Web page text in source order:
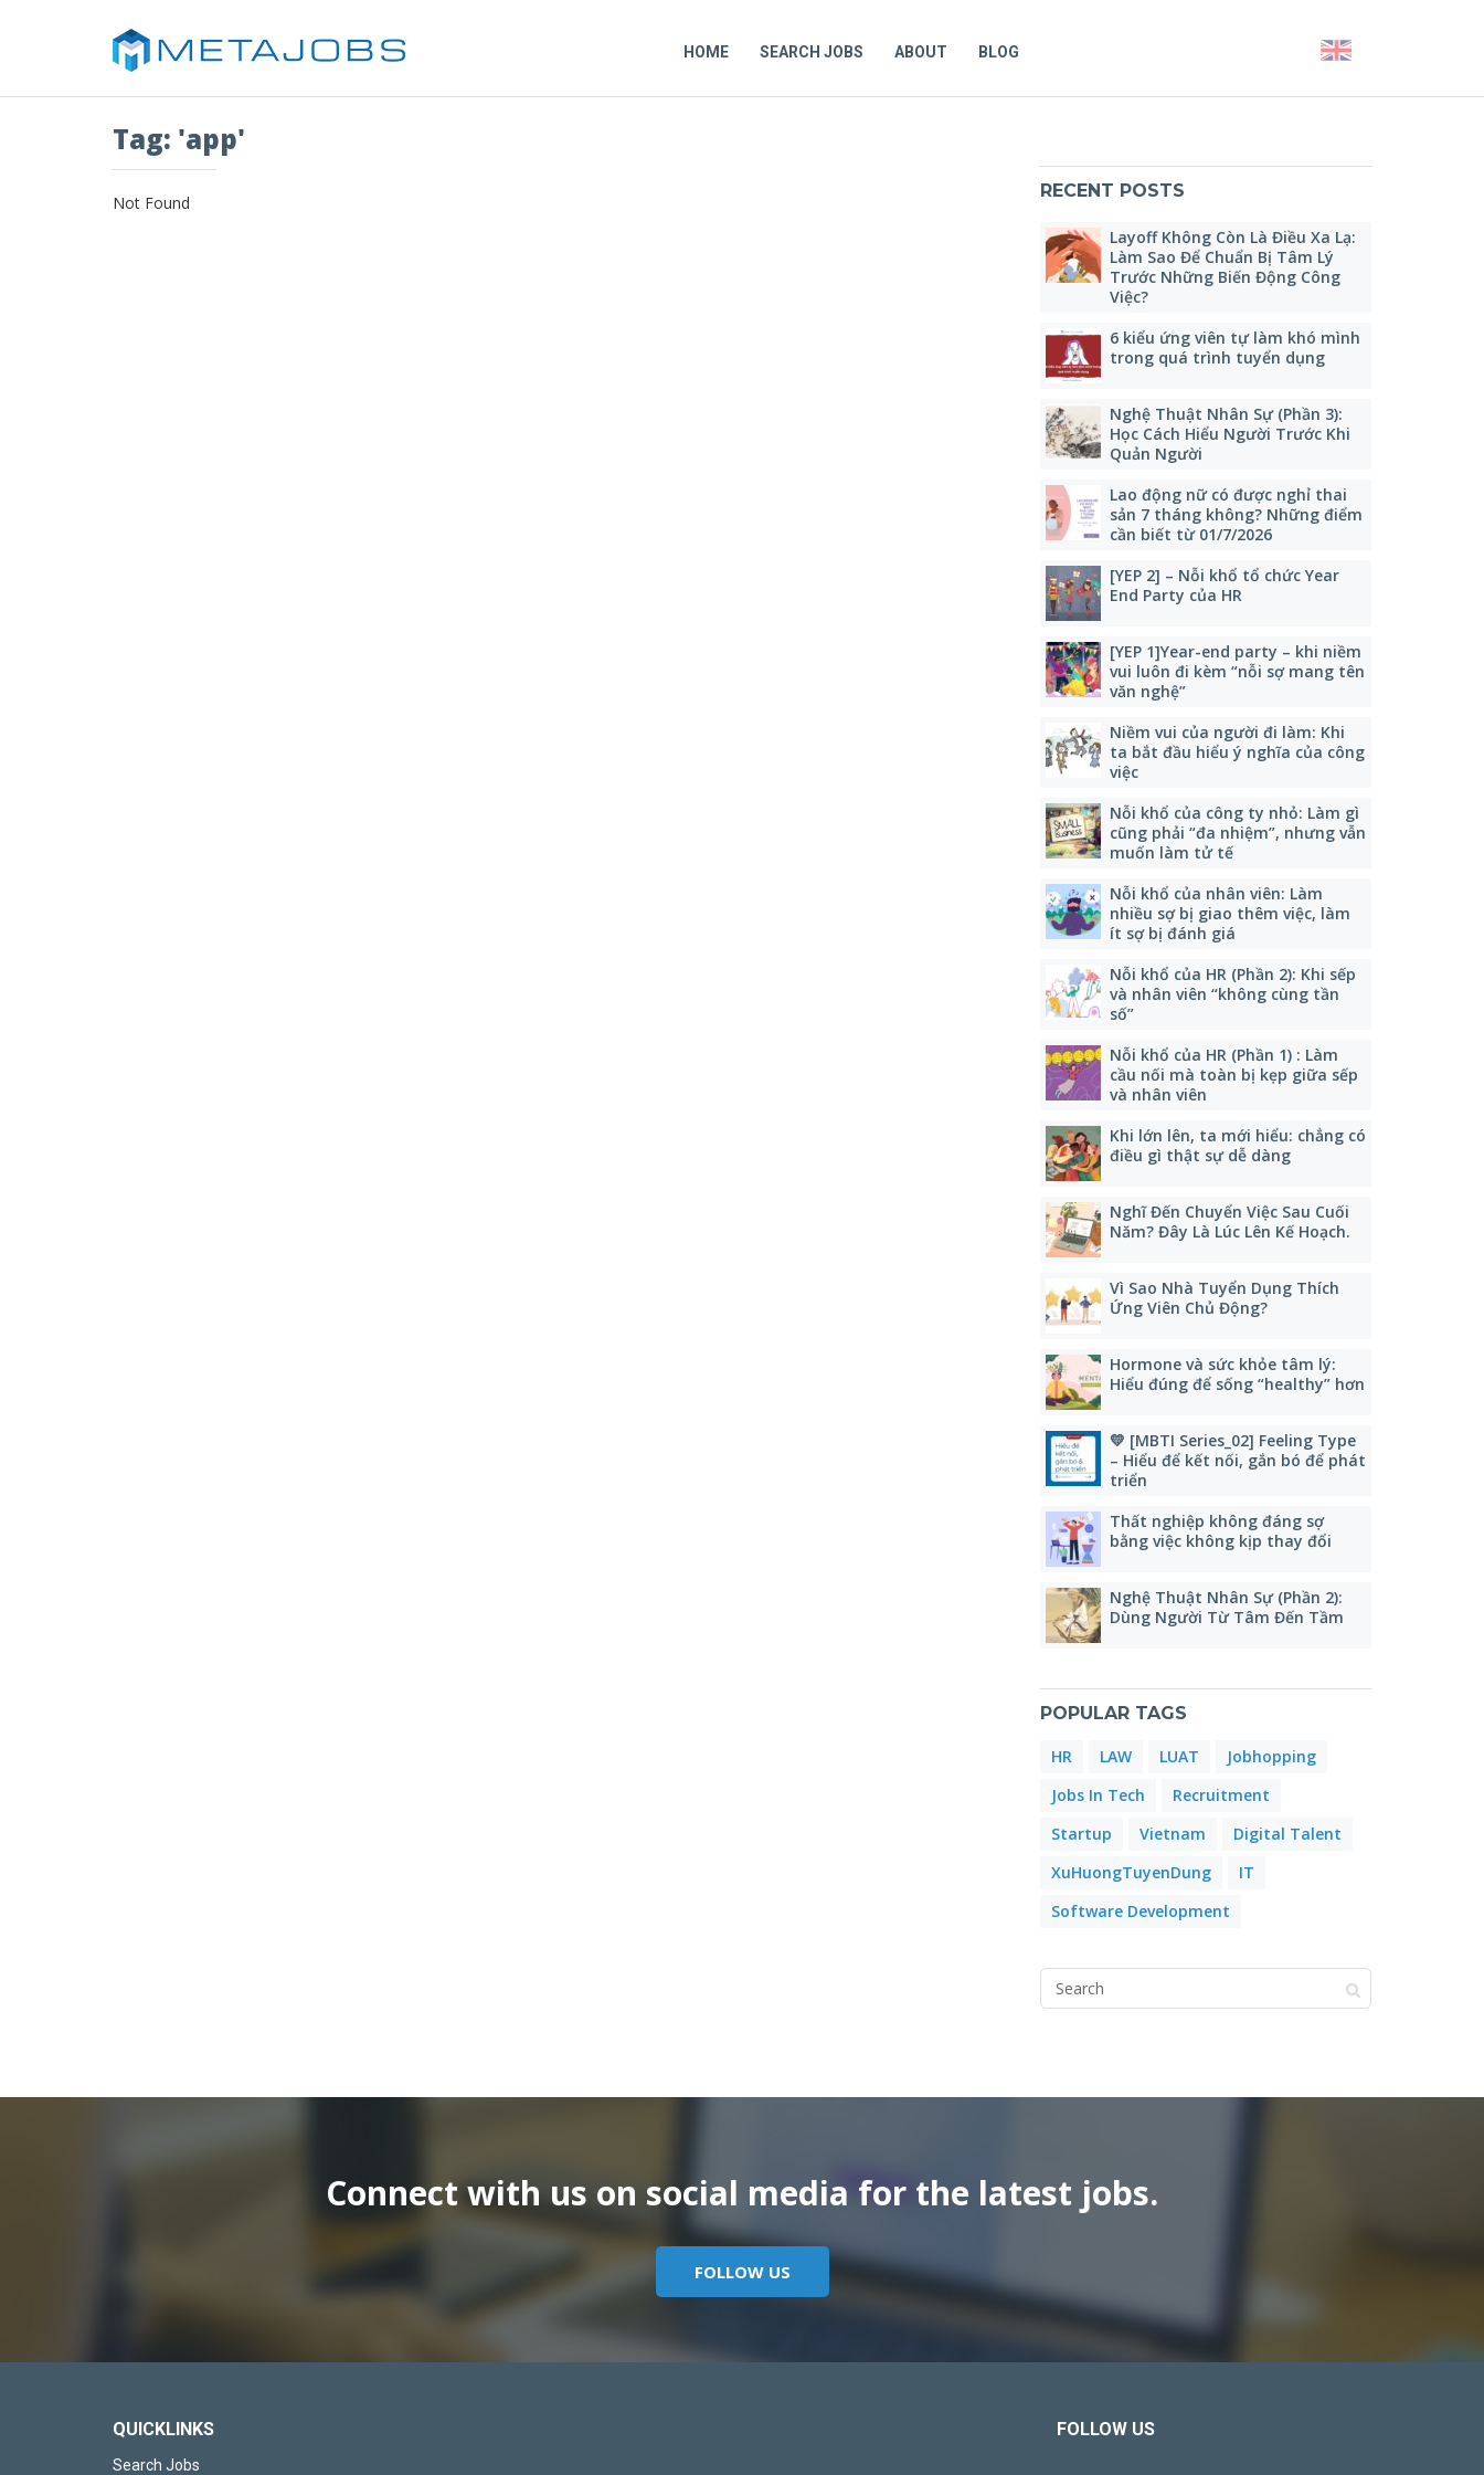
HOME SEARCH JOBS ABOUT BLOG
Tag: 'app'
Not Found
RECENT POSTS
Layoff Không Còn Là Điều Xa Lạ:
Làm Sao Để Chuẩn Bị Tâm Lý
Trước Những Biến Động Công
Việc?
6 kiểu ứng viên tự làm khó mình
trong quá trình tuyển dụng
Nghệ Thuật Nhân Sự (Phần 3):
Học Cách Hiểu Người Trước Khi
Quản Người
Lao động nữ có được nghỉ thai
sản 7 tháng không? Những điểm
cần biết từ 01/7/2026
[YEP 2] – Nỗi khổ tổ chức Year
End Party của HR
[YEP 1]Year-end party – khi niềm
vui luôn đi kèm “nỗi sợ mang tên
văn nghệ”
Niềm vui của người đi làm: Khi
ta bắt đầu hiểu ý nghĩa của công
việc
Nỗi khổ của công ty nhỏ: Làm gì
cũng phải “đa nhiệm”, nhưng vẫn
muốn làm tử tế
Nỗi khổ của nhân viên: Làm
nhiều sợ bị giao thêm việc, làm
ít sợ bị đánh giá
Nỗi khổ của HR (Phần 2): Khi sếp
và nhân viên “không cùng tần
số”
Nỗi khổ của HR (Phần 1) : Làm
cầu nối mà toàn bị kẹp giữa sếp
và nhân viên
Khi lớn lên, ta mới hiểu: chẳng có
điều gì thật sự dễ dàng
Nghĩ Đến Chuyển Việc Sau Cuối
Năm? Đây Là Lúc Lên Kế Hoạch.
Vì Sao Nhà Tuyển Dụng Thích
Ứng Viên Chủ Động?
Hormone và sức khỏe tâm lý:
Hiểu đúng để sống “healthy” hơn
💛 [MBTI Series_02] Feeling Type
– Hiểu để kết nối, gắn bó để phát
triển
Thất nghiệp không đáng sợ
bằng việc không kịp thay đổi
Nghệ Thuật Nhân Sự (Phần 2):
Dùng Người Từ Tâm Đến Tầm
POPULAR TAGS
HR LAW LUAT
Jobhopping
Jobs In Tech
Recruitment
Startup
Vietnam
Digital Talent
XuHuongTuyenDung
IT
Software Development
Connect with us on social media for the latest jobs.
FOLLOW US
QUICKLINKS
Search Jobs
FOLLOW US